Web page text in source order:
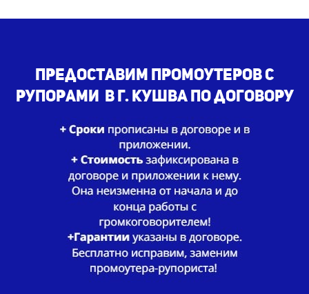
Предоставим промоутеров с
рупорами в г. Кушва по договору